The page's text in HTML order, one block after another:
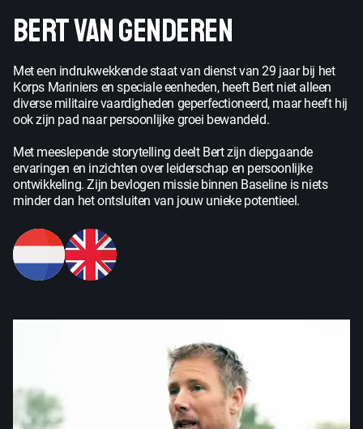
BERT VAN GENDEREN
Met een indrukwekkende staat van dienst van 29 jaar bij het
Korps Mariniers en speciale eenheden, heeft Bert niet alleen
diverse militaire vaardigheden geperfectioneerd, maar heeft hij
ook zijn pad naar persoonlijke groei bewandeld.
Met meeslepende storytelling deelt Bert zijn diepgaande
ervaringen en inzichten over leiderschap en persoonlijke
ontwikkeling. Zijn bevlogen missie binnen Baseline is niets
minder dan het ontsluiten van jouw unieke potentieel.